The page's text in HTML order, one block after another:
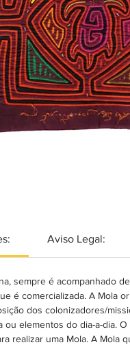
Aviso Legal:
sempre é acompanhado
é comercializada. A Mola
dos colonizadores/
ou elementos do dia-a-dia.
realizar uma Mola. A Mola